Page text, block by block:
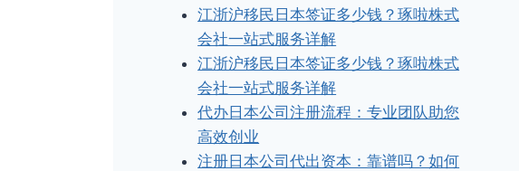
江浙沪移民日本签证多少钱？琢啦株式
会社一站式服务详解
江浙沪移民日本签证多少钱？琢啦株式
会社一站式服务详解
代办日本公司注册流程：专业团队助您
高效创业
注册日本公司代出资本：靠谱吗？如何